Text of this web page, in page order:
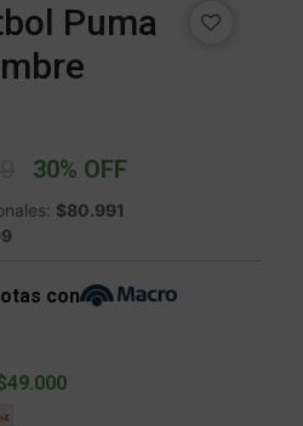
Puma
from
30% OFF
$80.991
con